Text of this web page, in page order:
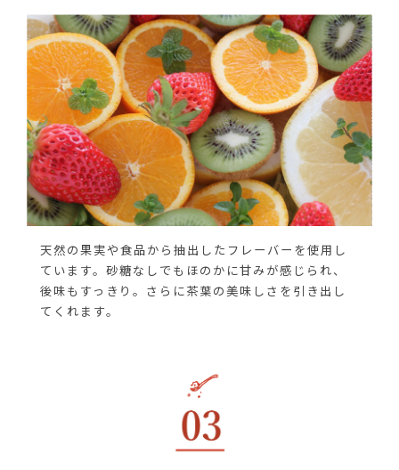
天然の果実や食品から抽出したフレーバーを使用し
ています。砂糖なしでもほのかに甘みが感じられ、
後味もすっきり。さらに茶葉の美味しさを引き出し
てくれます。